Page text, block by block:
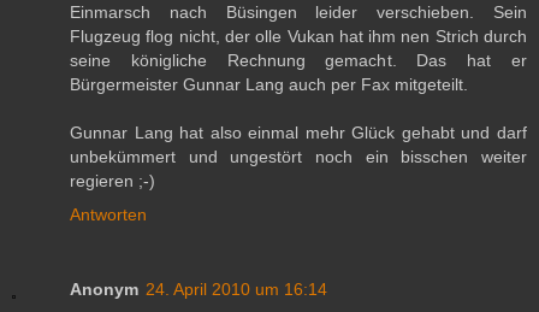
Einmarsch nach Büsingen leider verschieben. Sein
Flugzeug flog nicht, der olle Vukan hat ihm nen Strich durch
seine königliche Rechnung gemacht. Das hat er
Bürgermeister Gunnar Lang auch per Fax mitgeteilt.
Gunnar Lang hat also einmal mehr Glück gehabt und darf
unbekümmert und ungestört noch ein bisschen weiter
regieren ;-)
Antworten
Anonym 24. April 2010 um 16:14